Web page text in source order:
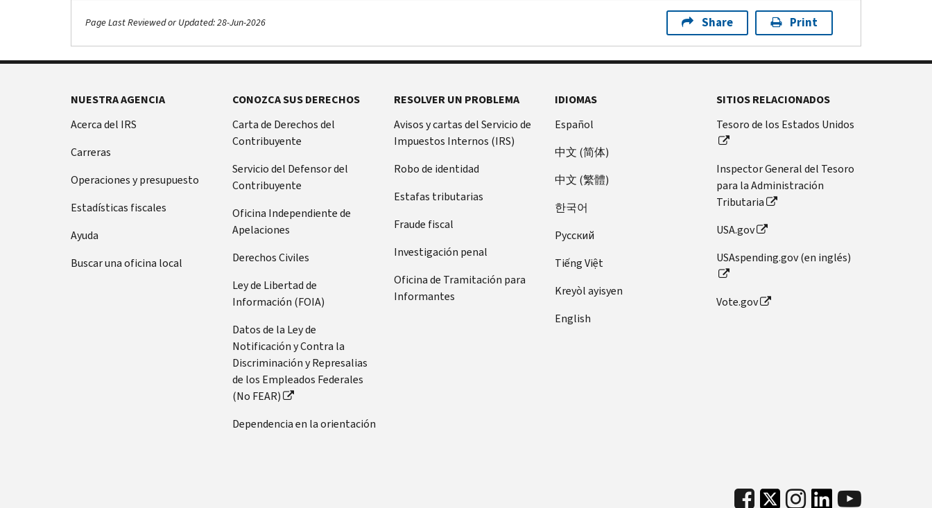
Page Last Reviewed or Updated: 28-Jun-2026 Share Print
NUESTRA AGENCIA
Acerca del IRS
Carreras
Operaciones y presupuesto
Estadísticas fiscales
Ayuda
Buscar una oficina local
CONOZCA SUS DERECHOS
Carta de Derechos del
Contribuyente
Servicio del Defensor del
Contribuyente
Oficina Independiente de
Apelaciones
Derechos Civiles
Ley de Libertad de
Información (FOIA)
Datos de la Ley de
Notificación y Contra la
Discriminación y Represalias
de los Empleados Federales
(No FEAR)
Dependencia en la orientación
RESOLVER UN PROBLEMA
Avisos y cartas del Servicio de
Impuestos Internos (IRS)
Robo de identidad
Estafas tributarias
Fraude fiscal
Investigación penal
Oficina de Tramitación para
Informantes
IDIOMAS
Español
中文 (简体)
中文 (繁體)
한국어
Pусский
Tiếng Việt
Kreyòl ayisyen
English
SITIOS RELACIONADOS
Tesoro de los Estados Unidos
Inspector General del Tesoro
para la Administración
Tributaria
USA.gov
USAspending.gov (en inglés)
Vote.gov